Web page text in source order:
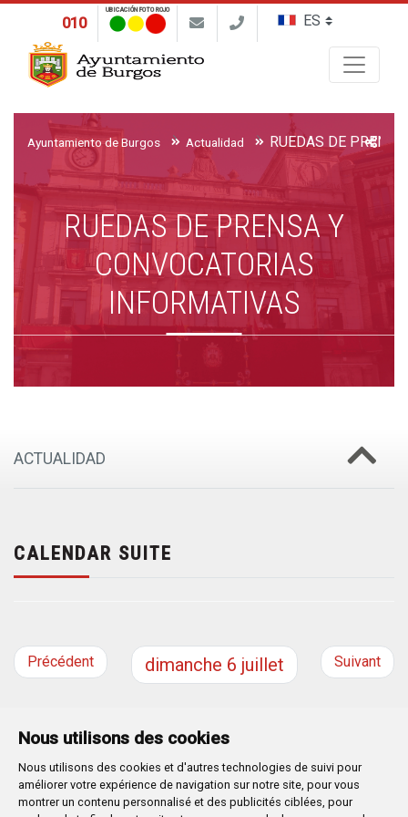
Nous utilisons des cookies
Nous utilisons des cookies et d'autres technologies de suivi pour
améliorer votre expérience de navigation sur notre site, pour vous
montrer un contenu personnalisé et des publicités ciblées, pour
010
UBICACIÓN FOTO ROJO
Ayuntamiento de Burgos Actualidad
RUEDAS DE PRENSA Y
CONVOCATORIAS
INFORMATIVAS
ACTUALIDAD
CALENDAR SUITE
Précédent dimanche 6 juillet Suivant
Plaza Mayor 1- 09071BURGOS
947 288 800 CIF: P-0906100-C